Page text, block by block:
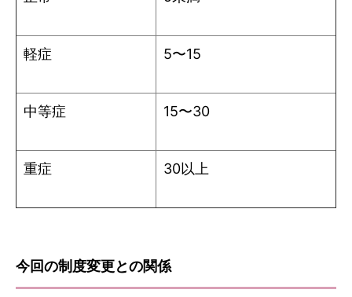
軽症 5〜15
中等症 15〜30
重症 30以上
今回の制度変更との関係